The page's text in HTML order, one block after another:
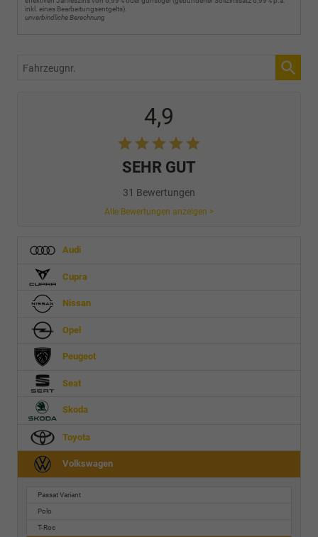
inkl. eines Bearbeitungsentgelts).
unverbindliche Berechnung
Fahrzeugnr.
4,9
SEHR GUT
31 Bewertungen
Alle Bewertungen anzeigen >
Audi
Cupra
Nissan
Opel
Peugeot
Seat
Skoda
Toyota
Volkswagen
Passat Variant
Polo
T-Roc